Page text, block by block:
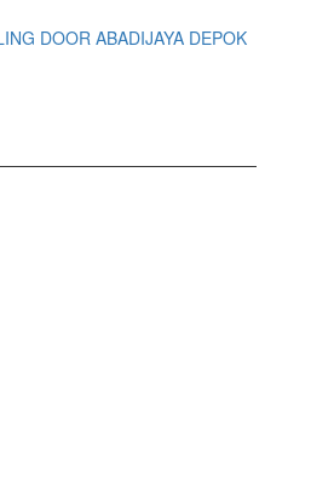
DOOR ABADIJAYA DEPOK